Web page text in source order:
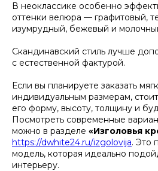
В неоклассике особенно
оттенки велюра — графитовый,
изумрудный, бежевый и
Скандинавский стиль лучше
с естественной фактурой.
Если вы планируете заказать
индивидуальным размерам,
его форму, высоту, толщину и
Посмотреть современные
можно в разделе «Изголовья
https://dwhite24.ru/izgolovija. Это
модель, которая идеально
интерьеру.